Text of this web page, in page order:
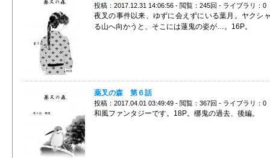
投稿：2017.12.31 14:06:56 - 閲覧：245回 - ライブラリ：0
夜叉の事件以来、ゆずに会えずにいる葉月。ヤクシ
る山へ向かうと、そこには蓮鬼の姿が…。16P。
薬叉の森 第６話
投稿：2017.04.01 03:49:49 - 閲覧：367回 - ライブラリ：0
和風ファンタジーです。18P。梛鬼の過去、後編。